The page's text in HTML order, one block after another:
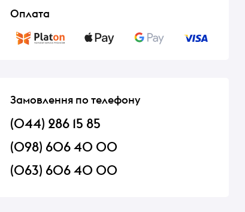
Оплата
Замовлення по телефону
(044) 286 15 85
(098) 606 40 00
(063) 606 40 00